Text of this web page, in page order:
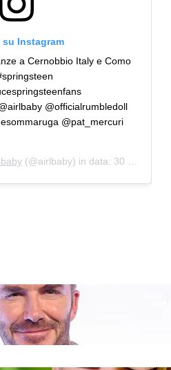
Instagram
a Cernobbio Italy e Como
@officialrumbledoll
@pat_mercuri
(@airlbaby) in data: 30 Lug 2019 alle ore 12:04 PDT